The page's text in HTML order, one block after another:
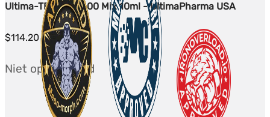
Ultima-TEST/EQ 400 Mix 10ml - UltimaPharma USA
$114.20
Niet op voorraad